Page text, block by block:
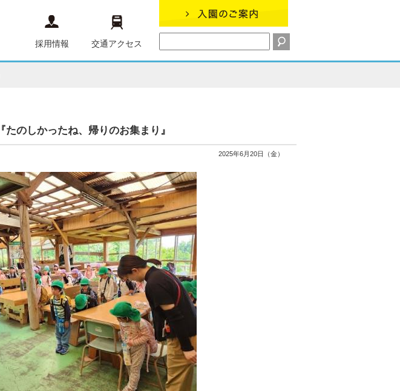
採用情報 交通アクセス
のしかったね、帰りのお集まり』
2025年6月20日（金）